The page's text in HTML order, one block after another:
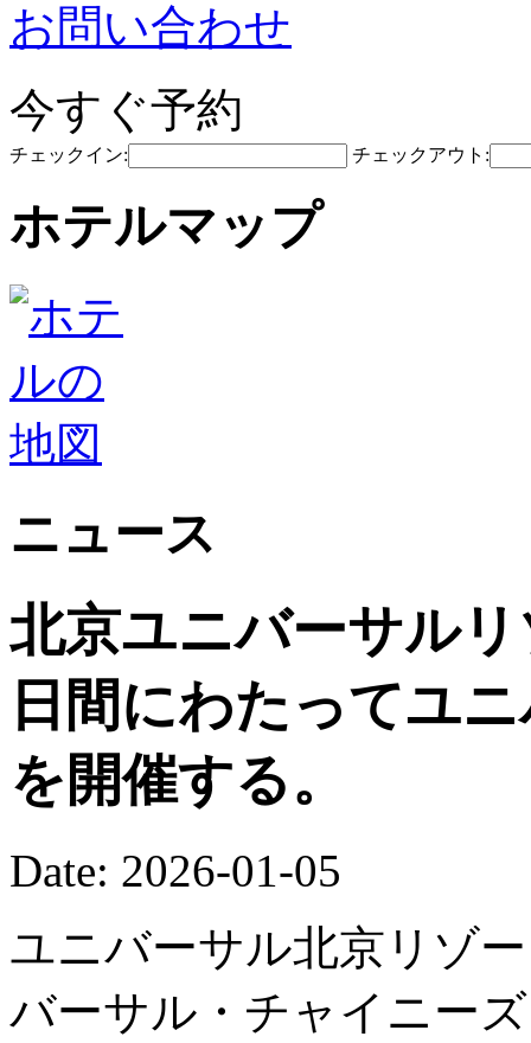
お問い合わせ
今すぐ予約
チェックイン: チェックアウト:
ホテルマップ
ニュース
北京ユニバーサル
日間にわたってユ
を開催する。
Date: 2026-01-05
ユニバーサル北京リゾ
バーサル・チャイニー